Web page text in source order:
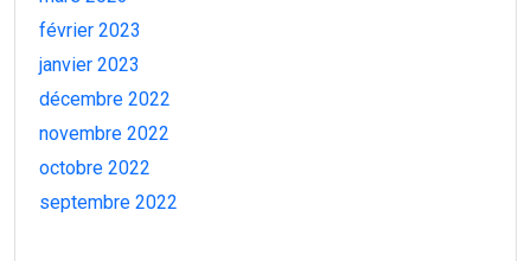
février 2023
janvier 2023
décembre 2022
novembre 2022
octobre 2022
septembre 2022